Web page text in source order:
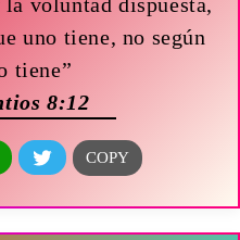
uno tiene, no según
tiene”
8:12